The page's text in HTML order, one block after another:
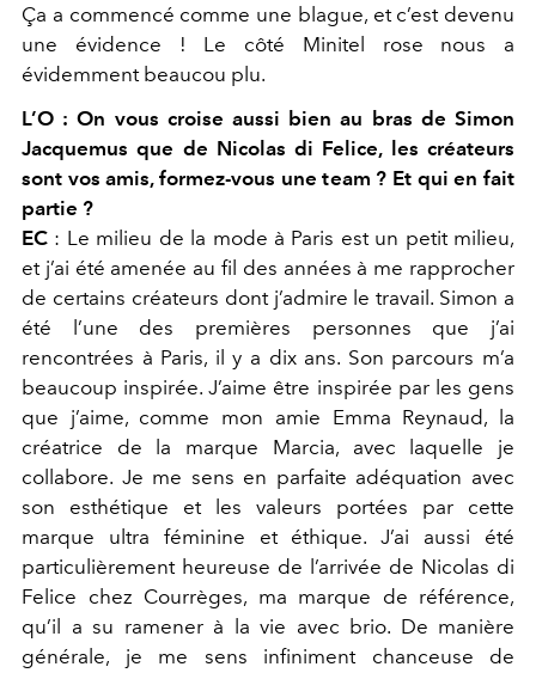
Ça a commencé comme une blague, et c’est devenu
une évidence ! Le côté Minitel rose nous a
évidemment beaucou plu.
L’O :On vous croise aussi bien au bras de Simon
Jacquemus que de Nicolas di Felice, les créateurs
sont vos amis, formez-vous une team ? Et qui en fait
partie ?
EC : Le milieu de la mode à Paris est un petit milieu,
et j’ai été amenée au fil des années à me rapprocher
de certains créateurs dont j’admire le travail. Simon a
été l’une des premières personnes que j’ai
rencontrées à Paris, il y a dix ans. Son parcours m’a
beaucoup inspirée. J’aime être inspirée par les gens
que j’aime, comme mon amie Emma Reynaud, la
créatrice de la marque Marcia, avec laquelle je
collabore. Je me sens en parfaite adéquation avec
son esthétique et les valeurs portées par cette
marque ultra féminine et éthique. J’ai aussi été
particulièrement heureuse de l’arrivée de Nicolas di
Felice chez Courrèges, ma marque de référence,
qu’il a su ramener à la vie avec brio. De manière
générale, je me sens infiniment chanceuse de